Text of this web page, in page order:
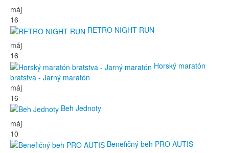
máj
16
RETRO NIGHT RUN
máj
16
Horský maratón
bratstva - Jarný maratón
máj
16
Beh Jednoty
máj
10
Benefičný beh PRO AUTIS